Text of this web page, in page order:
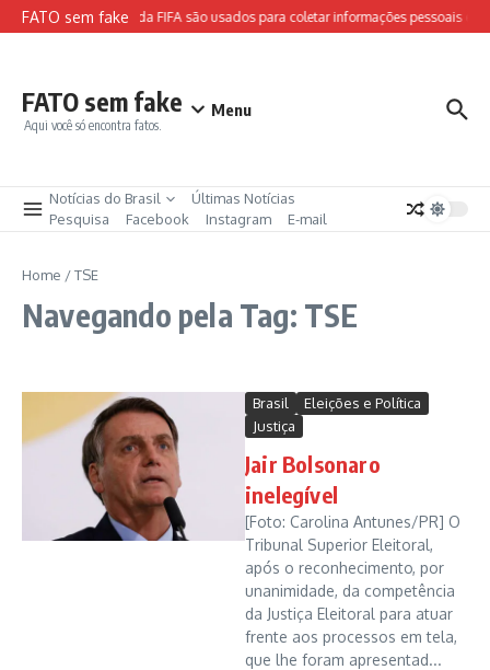
Ir para o conteúdo
FATO sem fake
Sites falsos da FIFA são usados para coletar informações pessoais e
FATO sem fake
Aqui você só encontra fatos.
Menu
Notícias do Brasil
Últimas Notícias
Pesquisa
Facebook Instagram E-mail
Home /TSE
Navegando pela Tag: TSE
Brasil
Eleições e Política
Justiça
Jair Bolsonaro
inelegível
[Foto: Carolina Antunes/PR] O
Tribunal Superior Eleitoral,
após o reconhecimento, por
unanimidade, da competência
da Justiça Eleitoral para atuar
frente aos processos em tela,
que lhe foram apresentad...